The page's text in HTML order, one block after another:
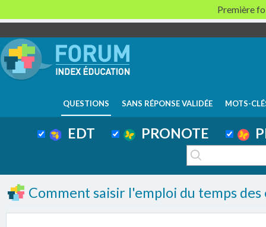
QUESTIONS SANS RÉPONSE VALIDÉE MOTS-
EDT PRONOTE
Comment saisir l'emploi du temps
Première